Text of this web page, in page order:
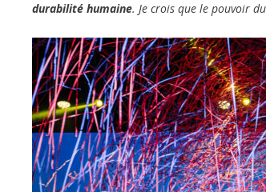
durabilité humaine. Je crois que le pouvoir